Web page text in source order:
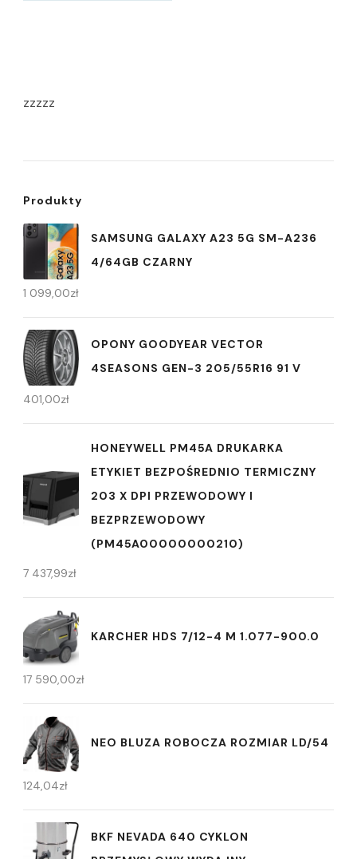
zzzzz
Produkty
SAMSUNG GALAXY A23 5G SM-A236
4/64GB CZARNY
1 099,00zł
OPONY GOODYEAR VECTOR
4SEASONS GEN-3 205/55R16 91 V
401,00zł
HONEYWELL PM45A DRUKARKA
ETYKIET BEZPOŚREDNIO TERMICZNY
203 X DPI PRZEWODOWY I
BEZPRZEWODOWY
(PM45A00000000210)
7 437,99zł
KARCHER HDS 7/12-4 M 1.077-900.0
17 590,00zł
NEO BLUZA ROBOCZA ROZMIAR LD/54
124,04zł
BKF NEVADA 640 CYKLON